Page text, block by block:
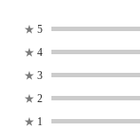
★ 5
★ 4
★ 3
★ 2
★ 1